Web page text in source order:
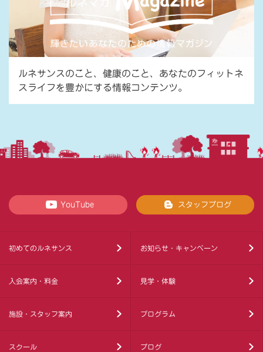
ルネサンスのこと、健康のこと、あなたのフィットネ
スライフを豊かにする情報コンテンツ。
YouTube スタッフブログ
初めてのルネサンス お知らせ・キャンペーン
入会案内・料金 見学・体験
施設・スタッフ案内 プログラム
スクール ブログ